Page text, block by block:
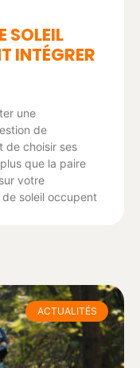
SOLEIL
INTÉGRER
une
de
de choisir ses
que la paire
votre
soleil occupent
ACTUALITÉS